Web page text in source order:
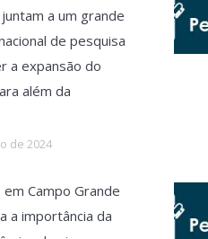
a um grande
de pesquisa
a expansão do
além da
de 2024
Campo Grande
a importância da